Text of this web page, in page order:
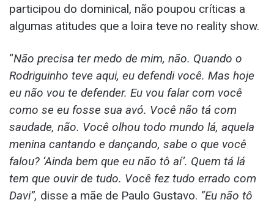
participou do dominical, não poupou críticas a
algumas atitudes que a loira teve no reality show.
“Não precisa ter medo de mim, não. Quando o
Rodriguinho teve aqui, eu defendi você. Mas hoje
eu não vou te defender. Eu vou falar com você
como se eu fosse sua avó. Você não tá com
saudade, não. Você olhou todo mundo lá, aquela
menina cantando e dançando, sabe o que você
falou? ‘Ainda bem que eu não tô aí’. Quem tá lá
tem que ouvir de tudo. Você fez tudo errado com
Davi”, disse a mãe de Paulo Gustavo. “Eu não tô